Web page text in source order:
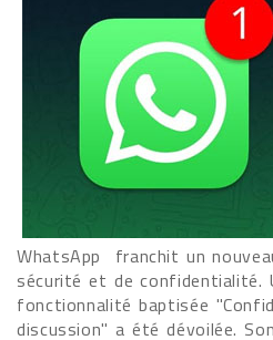
WhatsApp franchit un
sécurité et de confidentialité.
fonctionnalité baptisée
discussion" a été dévoilée.